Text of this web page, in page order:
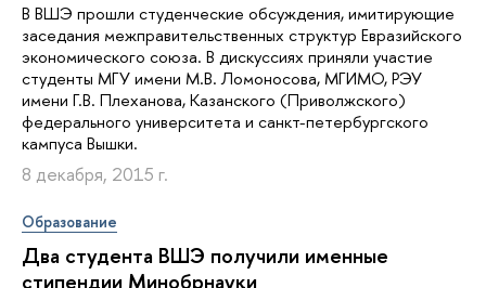
В ВШЭ прошли студенческие обсуждения, имитирующие
заседания межправительственных структур Евразийского
экономического союза. В дискуссиях приняли участие
студенты МГУ имени М.В. Ломоносова, МГИМО, РЭУ
имени Г.В. Плеханова, Казанского (Приволжского)
федерального университета и санкт-петербургского
кампуса Вышки.
8 декабря, 2015 г.
Образование
Два студента ВШЭ получили именные
стипендии Минобрнауки